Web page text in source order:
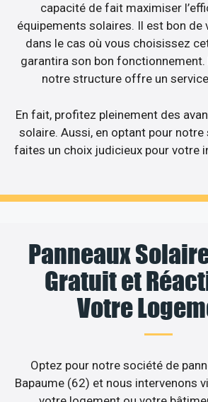
capacité de fait maximiser
équipements solaires. Il est bon de
dans le cas où vous choisissez
garantira son bon fonctionnement.
notre structure offre un
En fait, profitez pleinement des
solaire. Aussi, en optant pour
faites un choix judicieux pour votre
Panneaux
Gratuit et
Votre
Optez pour notre société de
Bapaume (62) et nous intervenons